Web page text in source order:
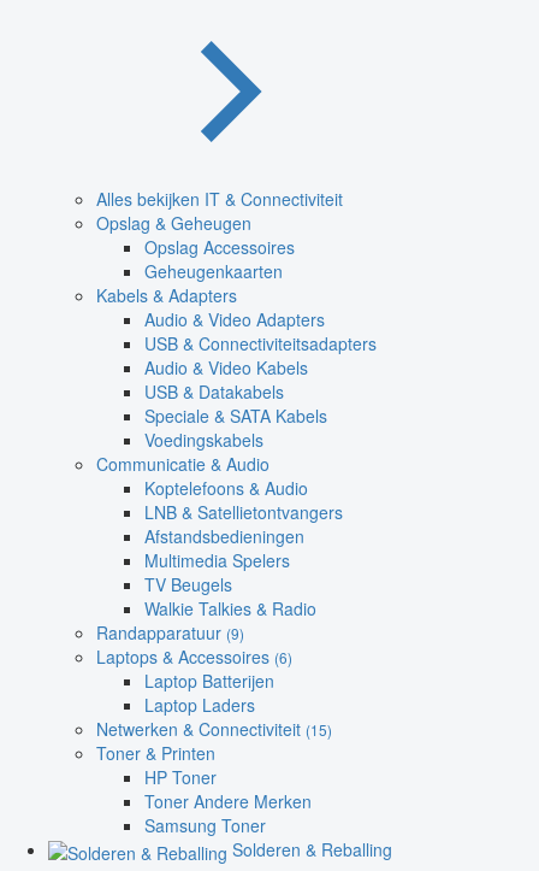
Alles bekijken IT & Connectiviteit
Opslag & Geheugen
Opslag Accessoires
Geheugenkaarten
Kabels & Adapters
Audio & Video Adapters
USB & Connectiviteitsadapters
Audio & Video Kabels
USB & Datakabels
Speciale & SATA Kabels
Voedingskabels
Communicatie & Audio
Koptelefoons & Audio
LNB & Satellietontvangers
Afstandsbedieningen
Multimedia Spelers
TV Beugels
Walkie Talkies & Radio
Randapparatuur (9)
Laptops & Accessoires (6)
Laptop Batterijen
Laptop Laders
Netwerken & Connectiviteit (15)
Toner & Printen
HP Toner
Toner Andere Merken
Samsung Toner
Solderen & Reballing